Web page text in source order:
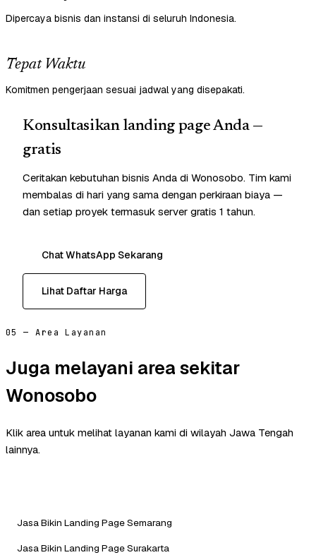
Dipercaya bisnis dan instansi di seluruh Indonesia.
Tepat Waktu
Komitmen pengerjaan sesuai jadwal yang disepakati.
Konsultasikan landing page Anda —
gratis
Ceritakan kebutuhan bisnis Anda di Wonosobo. Tim kami
membalas di hari yang sama dengan perkiraan biaya —
dan setiap proyek termasuk server gratis 1 tahun.
Chat WhatsApp Sekarang
Lihat Daftar Harga
05 — Area Layanan
Juga melayani area sekitar
Wonosobo
Klik area untuk melihat layanan kami di wilayah Jawa Tengah
lainnya.
Jasa Bikin Landing Page Semarang
Jasa Bikin Landing Page Surakarta